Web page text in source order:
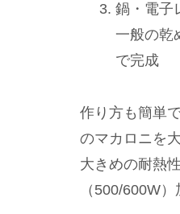
鍋・電子
一般の乾
で完成
作り方も簡単
のマカロニを
大きめの耐熱
（500/600W